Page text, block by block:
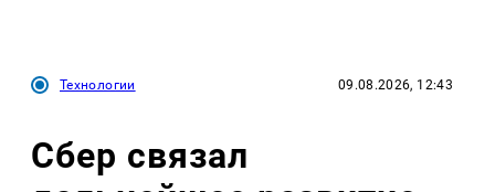
Технологии 09.08.2026, 12:43
Сбер связал